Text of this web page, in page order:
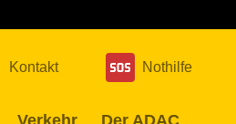
Kontakt Nothilfe
Verkehr Der ADAC